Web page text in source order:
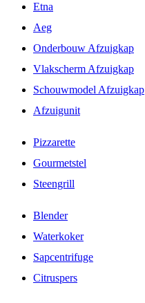
Etna
Aeg
Onderbouw Afzuigkap
Vlakscherm Afzuigkap
Schouwmodel Afzuigkap
Afzuigunit
Pizzarette
Gourmetstel
Steengrill
Blender
Waterkoker
Sapcentrifuge
Citruspers